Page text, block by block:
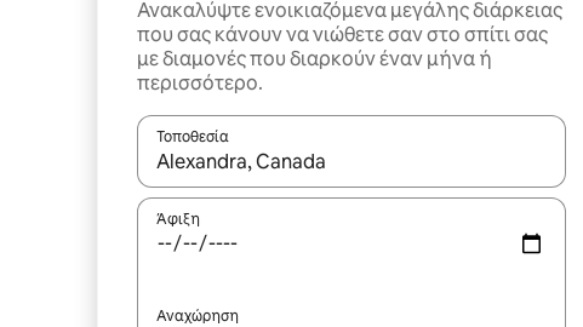
Ανακαλύψτε ενοικιαζόμενα μεγάλης διάρκειας
που σας κάνουν να νιώθετε σαν στο σπίτι σας
με διαμονές που διαρκούν έναν μήνα ή
περισσότερο.
Τοποθεσία
Όταν τα αποτελέσματα είναι διαθέσιμα, μπορείτε
Άφιξη
Αναχώρηση